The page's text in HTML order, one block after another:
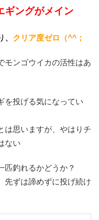
ギングがメイン
クリア度ゼロ（^^；
モンゴウイカの活性はあ
を投げる気になってい
は思いますが、やはりチ
ない
匹釣れるかどうか？
先ずは諦めずに投げ続け